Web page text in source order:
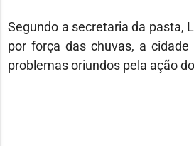
Segundo a secretaria da pasta,
por força das chuvas, a
problemas oriundos pela ação